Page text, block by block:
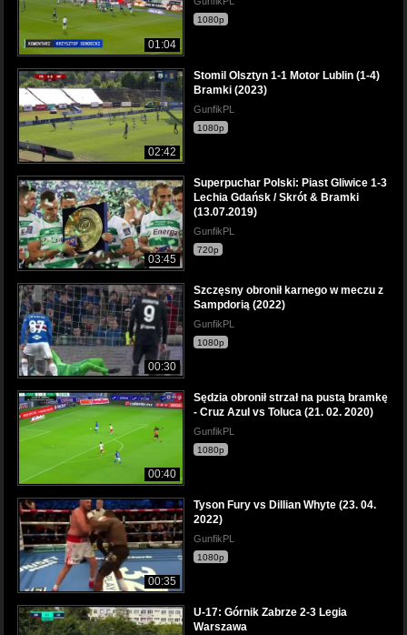
01:04
1080p
02:42
Stomil Olsztyn 1-1 Motor Lublin (1-4)
Bramki (2023)
GunfikPL
1080p
03:45
Superpuchar Polski: Piast Gliwice 1-3
Lechia Gdańsk / Skrót & Bramki
(13.07.2019)
GunfikPL
720p
00:30
Szczęsny obronił karnego w meczu z
Sampdorią (2022)
GunfikPL
1080p
00:40
Sędzia obronił strzał na pustą bramkę
- Cruz Azul vs Toluca (21. 02. 2020)
GunfikPL
1080p
00:35
Tyson Fury vs Dillian Whyte (23. 04.
2022)
GunfikPL
1080p
U-17: Górnik Zabrze 2-3 Legia
Warszawa